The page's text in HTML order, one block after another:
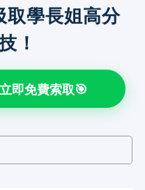
取學長姐高分
！
即免費索取🎯